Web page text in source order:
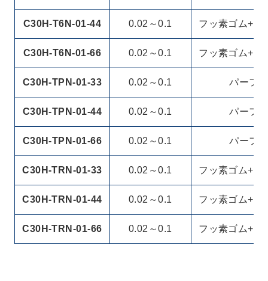
C30H-T6N-01-44 0.02～0.1 フッ素ゴム
C30H-T6N-01-66 0.02～0.1 フッ素ゴム
C30H-TPN-01-33 0.02～0.1 パーフ
C30H-TPN-01-44 0.02～0.1 パーフ
C30H-TPN-01-66 0.02～0.1 パーフ
C30H-TRN-01-33 0.02～0.1 フッ素ゴム
C30H-TRN-01-44 0.02～0.1 フッ素ゴム
C30H-TRN-01-66 0.02～0.1 フッ素ゴム